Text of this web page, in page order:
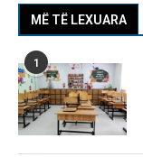
MË TË LEXUARA
1